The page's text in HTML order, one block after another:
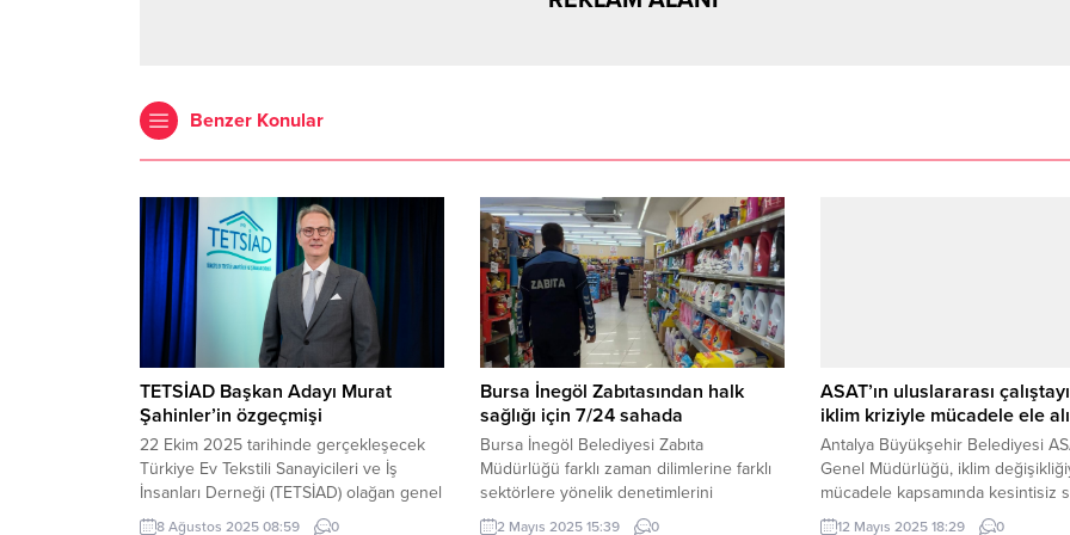
Benzer Konular
TETSİAD Başkan Adayı Murat
Şahinler’in özgeçmişi
22 Ekim 2025 tarihinde gerçekleşecek
Türkiye Ev Tekstili Sanayicileri ve İş
İnsanları Derneği (TETSİAD) olağan genel
kurul seçimlerinde başkan adayı olan
8 Ağustos 2025 08:59 0
Bursa İnegöl Zabıtasından halk
sağlığı için 7/24 sahada
Bursa İnegöl Belediyesi Zabıta
Müdürlüğü farklı zaman dilimlerine farklı
sektörlere yönelik denetimlerini
sürdürüyor. Son olarak marketleri mercek
2 Mayıs 2025 15:39 0
ASAT’ın uluslararası
iklim kriziyle mücadele ele
Antalya Büyükşehir Belediyesi
Genel Müdürlüğü, iklim
mücadele kapsamında kesintisiz
dağıtım sistemlerinin verimliliği ve
12 Mayıs 2025 18:29 0